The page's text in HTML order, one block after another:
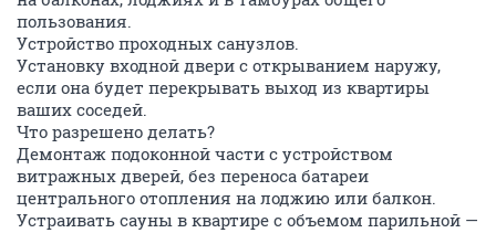
пользования.
Устройство проходных санузлов.
Установку входной двери с открыванием наружу,
если она будет перекрывать выход из квартиры
ваших соседей.
Что разрешено делать?
Демонтаж подоконной части с устройством
витражных дверей, без переноса батареи
центрального отопления на лоджию или балкон.
Устраивать сауны в квартире с объемом парильной —